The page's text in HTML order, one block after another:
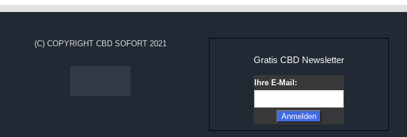
(C) COPYRIGHT CBD SOFORT 2021
Gratis CBD Newsletter
Ihre E-Mail: